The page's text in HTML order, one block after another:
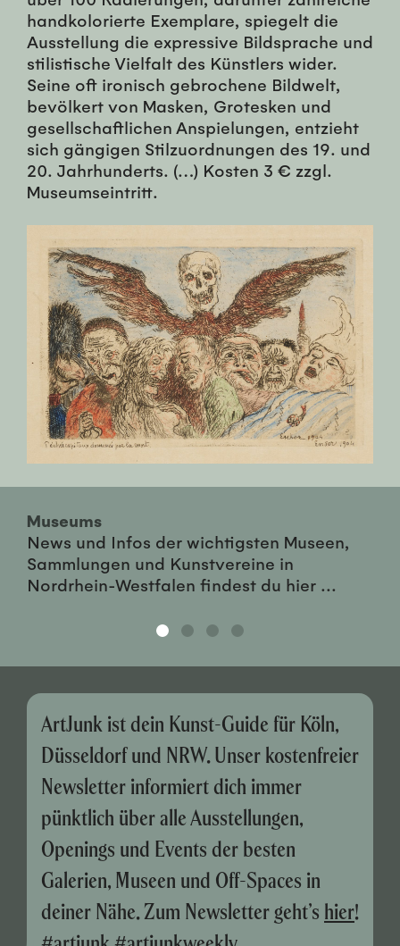
handkolorierte Exemplare, spiegelt die
Ausstellung die expressive Bildsprache und
stilistische Vielfalt des Künstlers wider.
Seine oft ironisch gebrochene Bildwelt,
bevölkert von Masken, Grotesken und
gesellschaftlichen Anspielungen, entzieht
sich gängigen Stilzuordnungen des 19. und
20. Jahrhunderts. (…) Kosten 3 € zzgl.
Museumseintritt.
Museums
News und Infos der wichtigsten Museen,
Sammlungen und Kunstvereine in
Nordrhein-Westfalen findest du hier ...
ArtJunk ist dein Kunst-Guide für Köln,
Düsseldorf und NRW. Unser kostenfreier
Newsletter informiert dich immer
pünktlich über alle Ausstellungen,
Openings und Events der besten
Galerien, Museen und Off-Spaces in
deiner Nähe. Zum Newsletter geht’s hier!